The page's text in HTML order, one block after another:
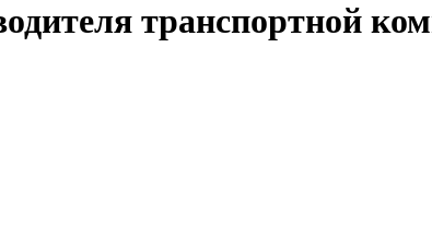
транспортной